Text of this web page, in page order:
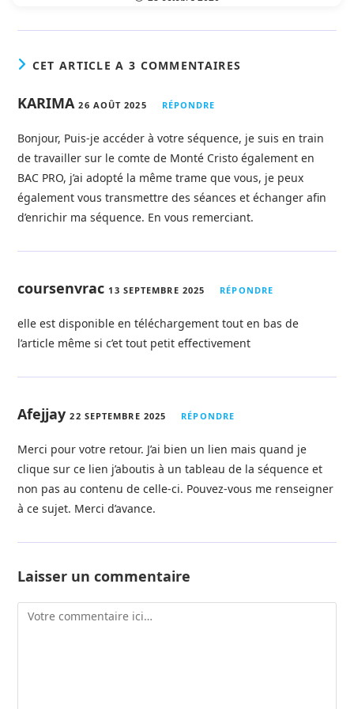
CET ARTICLE A 3 COMMENTAIRES
KARIMA26 AOÛT 2025 RÉPONDRE
Bonjour, Puis-je accéder à votre séquence, je suis en train
de travailler sur le comte de Monté Cristo également en
BAC PRO, j’ai adopté la même trame que vous, je peux
également vous transmettre des séances et échanger afin
d’enrichir ma séquence. En vous remerciant.
coursenvrac 13 SEPTEMBRE 2025 RÉPONDRE
elle est disponible en téléchargement tout en bas de
l’article même si c’et tout petit effectivement
Afejjay22 SEPTEMBRE 2025 RÉPONDRE
Merci pour votre retour. J’ai bien un lien mais quand je
clique sur ce lien j’aboutis à un tableau de la séquence et
non pas au contenu de celle-ci. Pouvez-vous me renseigner
à ce sujet. Merci d’avance.
Laisser un commentaire
Comment